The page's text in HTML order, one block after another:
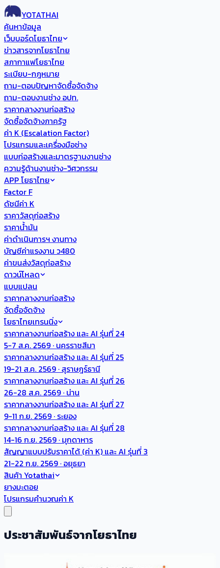
YOTATHAI
ค้นหาข้อมูล
เว็บบอร์ดโยธาไทย
ข่าวสารจากโยธาไทย
สภากาแฟโยธาไทย
ระเบียบ-กฎหมาย
ถาม-ตอบปัญหาจัดซื้อจัดจ้าง
ถาม-ตอบงานช่าง อปท.
ราคากลางงานก่อสร้าง
จัดซื้อจัดจ้างภาครัฐ
ค่า K (Escalation Factor)
โปรแกรมและเครื่องมือช่าง
แบบก่อสร้างและมาตรฐานงานช่าง
ความรู้ด้านงานช่าง-วิศวกรรม
APP โยธาไทย
Factor F
ดัชนีค่า K
ราคาวัสดุก่อสร้าง
ราคาน้ำมัน
ค่าดำเนินการฯ งานทาง
บัญชีค่าแรงงาน ว480
ค่าขนส่งวัสดุก่อสร้าง
ดาวน์โหลด
แบบแปลน
ราคากลางงานก่อสร้าง
จัดซื้อจัดจ้าง
โยธาไทยเทรนนิ่ง
ราคากลางงานก่อสร้าง และ AI รุ่นที่ 24
5-7 ส.ค. 2569 · นครราชสีมา
ราคากลางงานก่อสร้าง และ AI รุ่นที่ 25
19-21 ส.ค. 2569 · สุราษฎร์ธานี
ราคากลางงานก่อสร้าง และ AI รุ่นที่ 26
26-28 ส.ค. 2569 · น่าน
ราคากลางงานก่อสร้าง และ AI รุ่นที่ 27
9-11 ก.ย. 2569 · ระยอง
ราคากลางงานก่อสร้าง และ AI รุ่นที่ 28
14-16 ก.ย. 2569 · มุกดาหาร
สัญญาแบบปรับราคาได้ (ค่า K) และ AI รุ่นที่ 3
21-22 ก.ย. 2569 · อยุธยา
สินค้า Yotathai
ยางมะตอย
โปรแกรมคำนวณค่า K
ประชาสัมพันธ์จากโยธาไทย